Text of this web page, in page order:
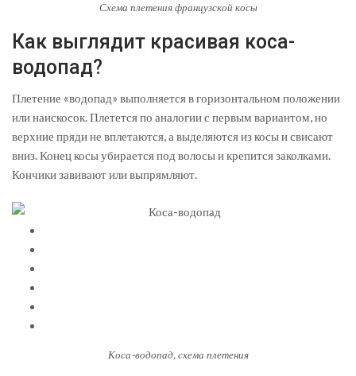
Схема плетения французской косы
Как выглядит красивая коса-
водопад?
Плетение «водопад» выполняется в горизонтальном положении
или наискосок. Плетется по аналогии с первым вариантом, но
верхние пряди не вплетаются, а выделяются из косы и свисают
вниз. Конец косы убирается под волосы и крепится заколками.
Кончики завивают или выпрямляют.
Коса-водопад, схема плетения